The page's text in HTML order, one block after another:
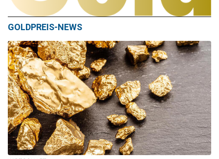
GOLDPREIS-NEWS